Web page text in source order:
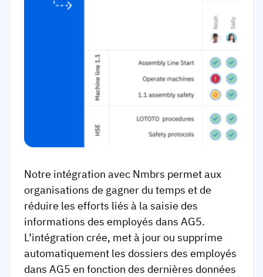
Notre intégration avec Nmbrs permet aux
organisations de gagner du temps et de
réduire les efforts liés à la saisie des
informations des employés dans AG5.
L’intégration crée, met à jour ou supprime
automatiquement les dossiers des employés
dans AG5 en fonction des dernières données